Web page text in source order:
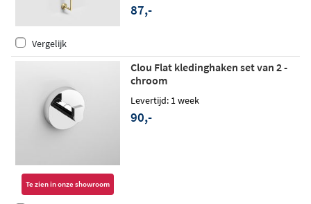
87,-
Vergelijk
Te zien in onze showroom
Clou Flat kledinghaken set van 2 -
chroom
Levertijd: 1 week
90,-